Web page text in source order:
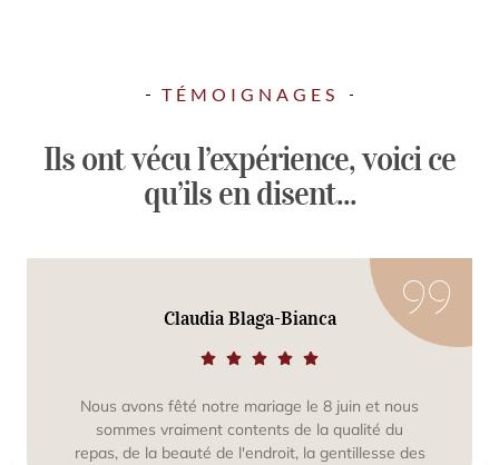
TÉMOIGNAGES
Ils ont vécu l’expérience, voici ce
qu’ils en disent...
Claudia Blaga-Bianca
Nous avons fêté notre mariage le 8 juin et nous
sommes vraiment contents de la qualité du
repas, de la beauté de l'endroit, la gentillesse des